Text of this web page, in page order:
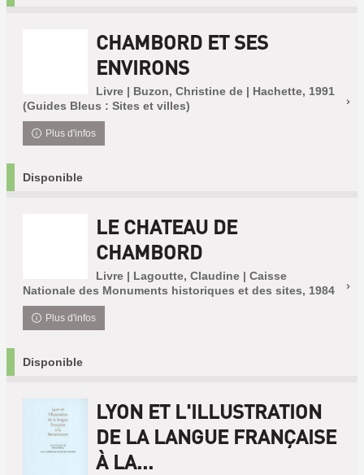
CHAMBORD ET SES
ENVIRONS
Livre | Buzon, Christine de | Hachette, 1991
(Guides Bleus : Sites et villes)
Plus d'infos
Disponible
LE CHATEAU DE
CHAMBORD
Livre | Lagoutte, Claudine | Caisse
Nationale des Monuments historiques et des sites, 1984
Plus d'infos
Disponible
LYON ET L'ILLUSTRATION
DE LA LANGUE FRANÇAISE
À LA...